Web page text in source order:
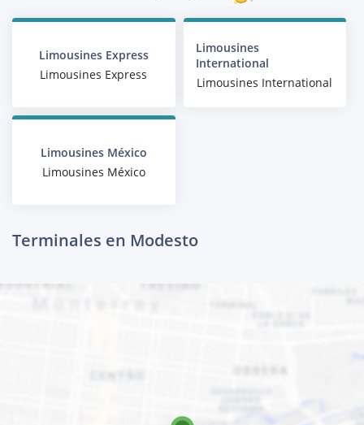
Limousines Express
Limousines Express
Limousines
International
Limousines International
Limousines México
Limousines México
Terminales en Modesto